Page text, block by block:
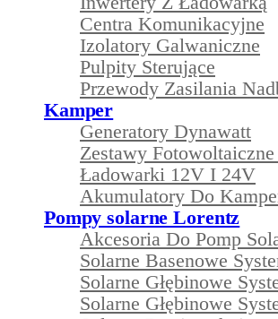
Centra Komunikacyjne
Izolatory Galwaniczne
Pulpity Sterujące
Przewody Zasilania
Kamper
Generatory Dynawatt
Zestawy
Ładowarki 12V I 24V
Akumulatory Do
Pompy solarne Lorentz
Akcesoria Do Pomp
Solarne Basenowe
Solarne Głębinowe
Solarne Głębinowe